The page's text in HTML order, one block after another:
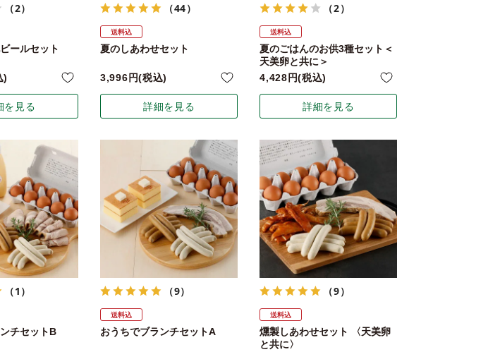
（2）
ールセット
を見る
（44）
送料込
夏のしあわせセット
3,996 税込
詳細を見る
（2）
送料込
夏のごはんのお供3種セット＜
天美卵と共に＞
4,428
税込
詳細を見る
（1）
チセットB
（9）
送料込
おうちでブランチセットA
（9）
送料込
燻製しあわせセット 〈天美卵
と共に〉